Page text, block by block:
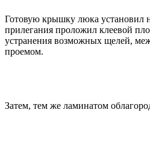
Готовую крышку люка установил
прилегания проложил клеевой
устранения возможных щелей,
проемом.
Затем, тем же ламинатом